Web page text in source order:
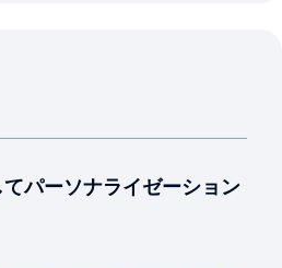
パーソナライゼーション